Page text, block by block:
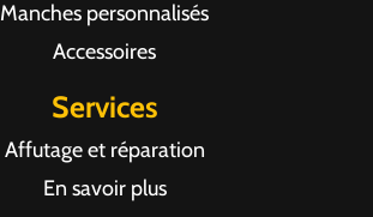
Manches personnalisés
Accessoires
Services
Affutage et réparation
En savoir plus